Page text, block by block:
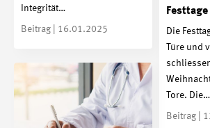
Integrität…
Beitrag | 16.01.2025
Festtage
Die
Türe und
Tore. Die…
Beitrag |